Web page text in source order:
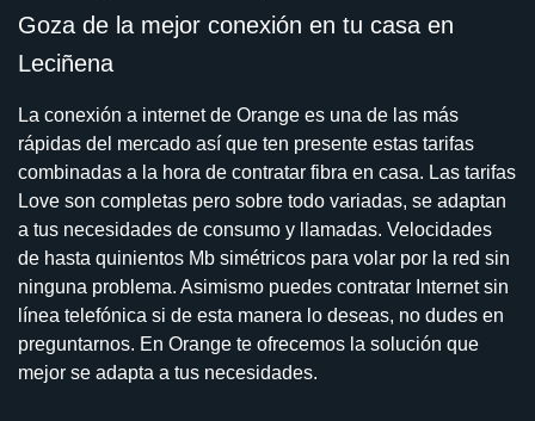
Goza de la mejor conexión en tu casa en
Leciñena
La conexión a internet de Orange es una de las más
rápidas del mercado así que ten presente estas tarifas
combinadas a la hora de contratar fibra en casa. Las tarifas
Love son completas pero sobre todo variadas, se adaptan
a tus necesidades de consumo y llamadas. Velocidades
de hasta quinientos Mb simétricos para volar por la red sin
ninguna problema. Asimismo puedes contratar Internet sin
línea telefónica si de esta manera lo deseas, no dudes en
preguntarnos. En Orange te ofrecemos la solución que
mejor se adapta a tus necesidades.